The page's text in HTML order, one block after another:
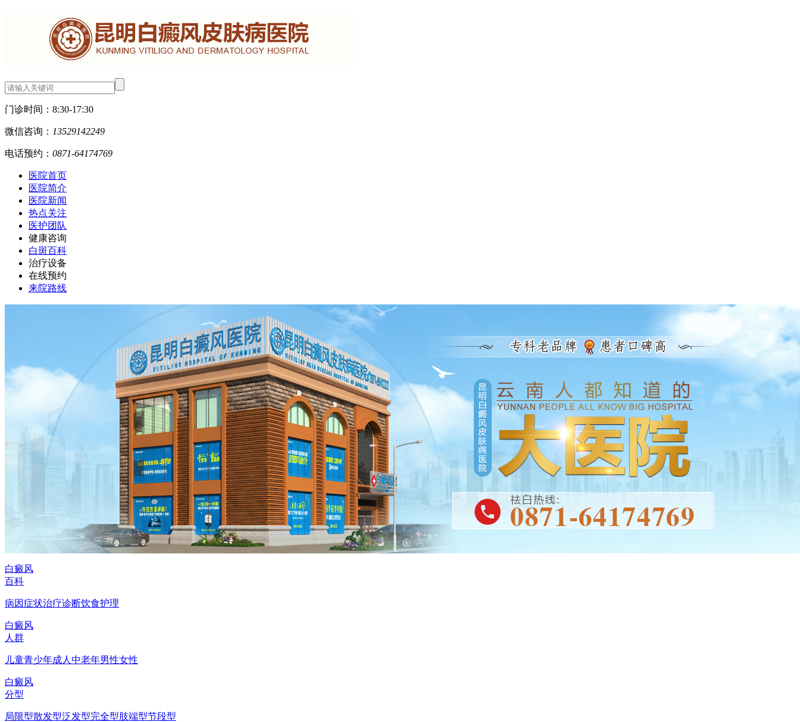
门诊时间： 8:30-17:30
微信咨询： 13529142249
电话预约： 0871-64174769
医院首页
医院简介
医院新闻
热点关注
医护团队
健康咨询
白斑百科
治疗设备
在线预约
来院路线
白癜风
百科
病因症状治疗诊断饮食护理
白癜风
人群
儿童青少年成人 中老年男性女性
白癜风
分型
局限型散发型泛发型完全型肢端型节段型